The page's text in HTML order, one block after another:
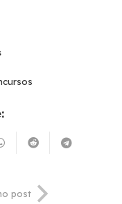
post